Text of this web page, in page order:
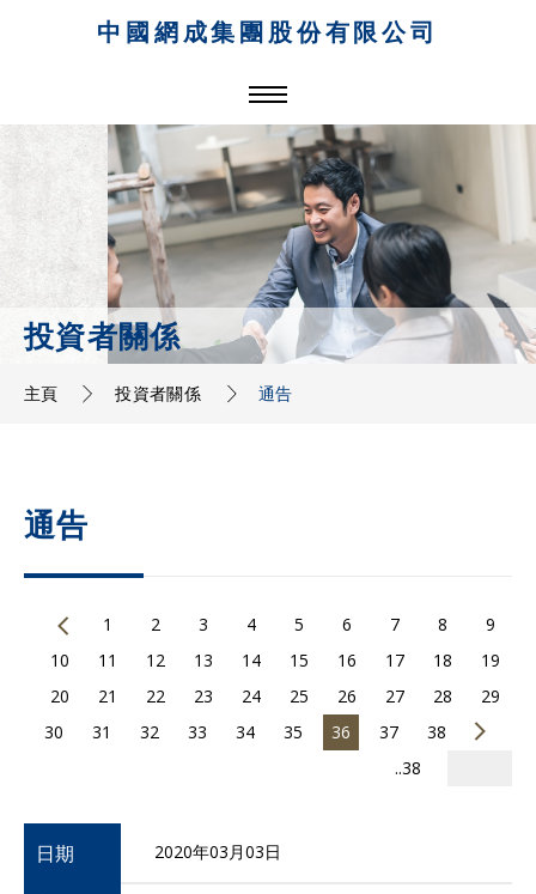
中國網成集團股份有限公司
投資者關係
主頁 投資者關係 通告
通告
1 2 3 4 5 6 7 8
9
10
11 12 13 14 15 16 17 18
19
20
21 22 23 24 25 26 27 28
29
30
31 32 33 34 35 36 37
38
..38
日期 2020年03月03日